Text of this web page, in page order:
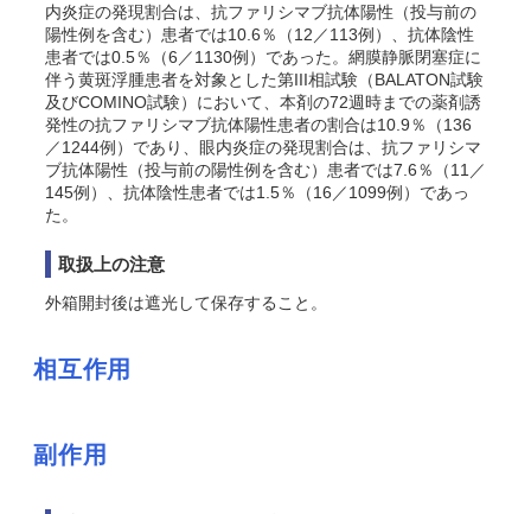
内炎症の発現割合は、抗ファリシマブ抗体陽性（投与前の
陽性例を含む）患者では10.6％（12／113例）、抗体陰性
患者では0.5％（6／1130例）であった。 網膜静脈閉塞症に
伴う黄斑浮腫患者を対象とした第III相試験（BALATON試験
及びCOMINO試験）において、本剤の72週時までの薬剤誘
発性の抗ファリシマブ抗体陽性患者の割合は10.9％（136
／1244例）であり、眼内炎症の発現割合は、抗ファリシマ
ブ抗体陽性（投与前の陽性例を含む）患者では7.6％（11／
145例）、抗体陰性患者では1.5％（16／1099例）であっ
た 。
取扱上の注意
外箱開封後は遮光して保存すること。
相互作用
副作用